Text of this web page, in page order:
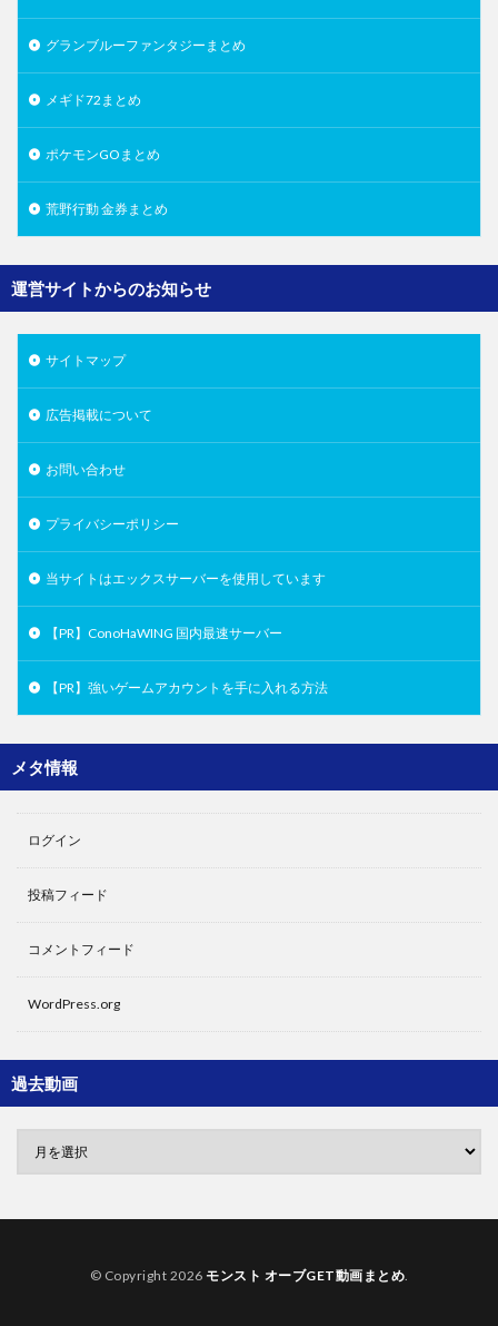
グランブルーファンタジーまとめ
メギド72まとめ
ポケモンGOまとめ
荒野行動 金券まとめ
運営サイトからのお知らせ
サイトマップ
広告掲載について
お問い合わせ
プライバシーポリシー
当サイトはエックスサーバーを使用しています
【PR】ConoHaWING 国内最速サーバー
【PR】強いゲームアカウントを手に入れる方法
メタ情報
ログイン
投稿フィード
コメントフィード
WordPress.org
過去動画
© Copyright 2026 モンスト オーブGET動画まとめ